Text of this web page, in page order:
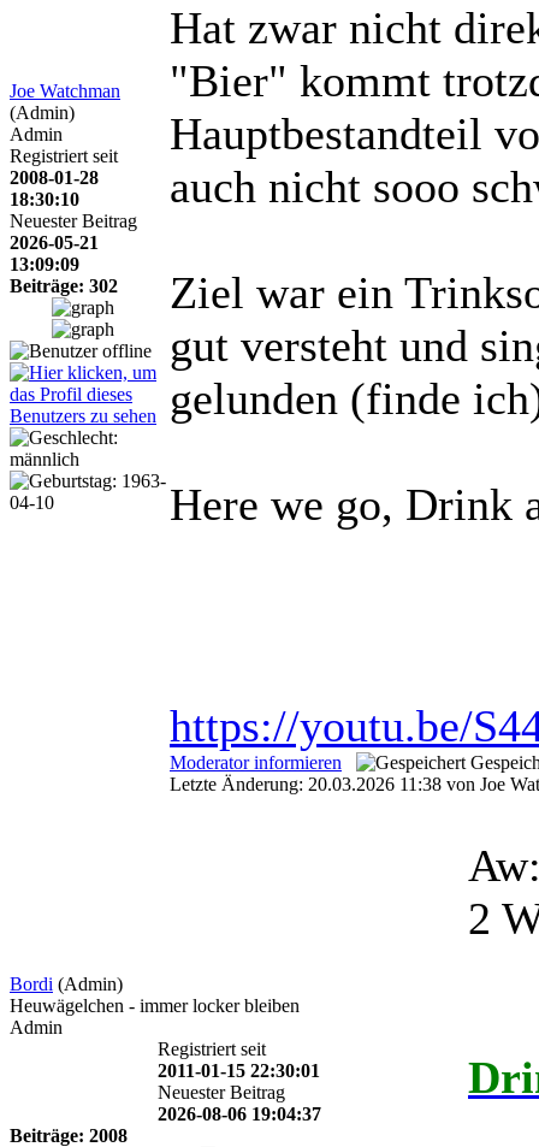
Joe Watchman
(Admin)
Admin
Registriert seit
2008-01-28
18:30:10
Neuester Beitrag
2026-05-21
13:09:09
Beiträge: 302
Hat zwar nicht
"Bier" kommt
Hauptbestandteil
auch nicht sooo
Ziel war ein
gut versteht und
gelunden (finde
Here we go, Drink
https://youtu.be/
Moderator informieren
Letzte Änderung: 20.03.2026 11:38 von Joe
Bordi (Admin)
Heuwägelchen - immer locker bleiben
Admin
Registriert seit
2011-01-15 22:30:01
Neuester Beitrag
2026-08-06 19:04:37
Beiträge: 2008
2